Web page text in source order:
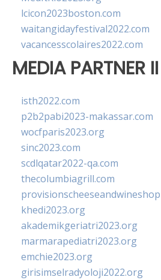
lcicon2023boston.com
waitangidayfestival2022.com
vacancesscolaires2022.com
MEDIA PARTNER II
isth2022.com
p2b2pabi2023-makassar.com
wocfparis2023.org
sinc2023.com
scdlqatar2022-qa.com
thecolumbiagrill.com
khedi2023.org
akademikgeriatri2023.org
marmarapediatri2023.org
emchie2023.org
girisimselradyoloji2022.org